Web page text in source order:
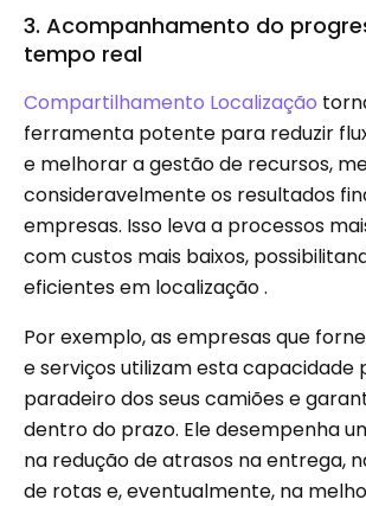
3. Acompanhamento do
tempo real
Compartilhamento Localização
ferramenta potente para reduzir
e melhorar a gestão de recursos,
consideravelmente os resultados
empresas. Isso leva a processos
com custos mais baixos,
eficientes em localização .
Por exemplo, as empresas que
e serviços utilizam esta capacidade
paradeiro dos seus camiões e
dentro do prazo. Ele desempenha
na redução de atrasos na entrega,
de rotas e, eventualmente, na